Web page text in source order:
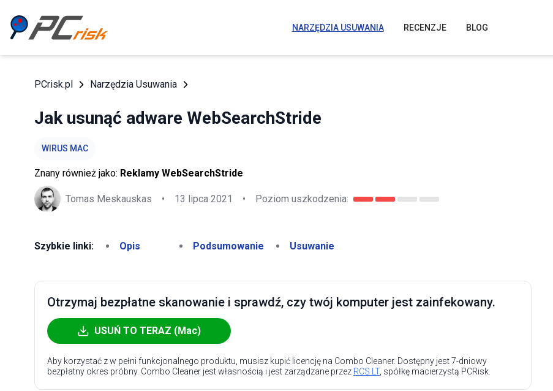
NARZĘDZIA USUWANIA RECENZJE BLOG
PCrisk.pl Narzędzia Usuwania
Jak usunąć adware WebSearchStride
WIRUS MAC
Znany również jako: Reklamy WebSearchStride
Tomas Meskauskas • 13 lipca 2021 • Poziom uszkodzenia:
Szybkie linki: Opis Podsumowanie Usuwanie
Otrzymaj bezpłatne skanowanie i sprawdź, czy twój komputer jest zainfekowany.
USUŃ TO TERAZ (Mac)
Aby korzystać z w pełni funkcjonalnego produktu, musisz kupić licencję na Combo Cleaner. Dostępny jest 7-dniowy
bezpłatny okres próbny. Combo Cleaner jest własnością i jest zarządzane przez RCS LT, spółkę macierzystą PCRisk.